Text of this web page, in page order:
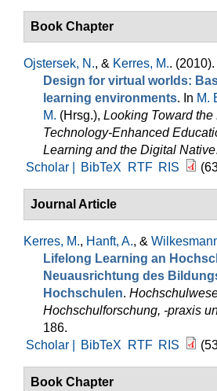
Book Chapter
Ojstersek, N., & Kerres, M.. (2010).
Design for virtual worlds:
learning environments. In M.
M. (Hrsg.), Looking Toward the
Technology-Enhanced
Learning and the Digital Native
Scholar |
BibTeX RTF RIS
Journal Article
Kerres, M., Hanft, A., &
Lifelong Learning an
Neuausrichtung des
Hochschulen.
Hochschulforschung, -praxis
186.
Scholar |
BibTeX RTF RIS
Book Chapter